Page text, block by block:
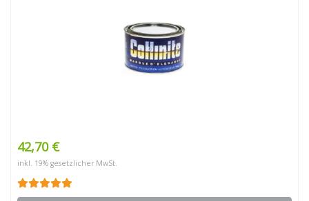
42,70 €
inkl. 19% gesetzlicher MwSt.